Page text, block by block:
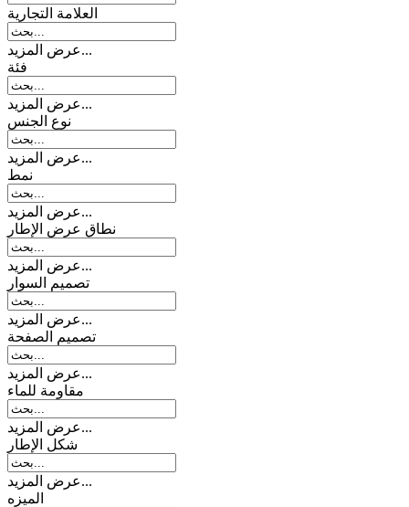
العلامة التجارية
عرض المزيد...
فئة
عرض المزيد...
نوع الجنس
عرض المزيد...
نمط
عرض المزيد...
نطاق عرض الإطار
عرض المزيد...
تصمیم السوار
عرض المزيد...
تصميم الصفحة
عرض المزيد...
مقاومة للماء
عرض المزيد...
شكل الإطار
عرض المزيد...
المیزه